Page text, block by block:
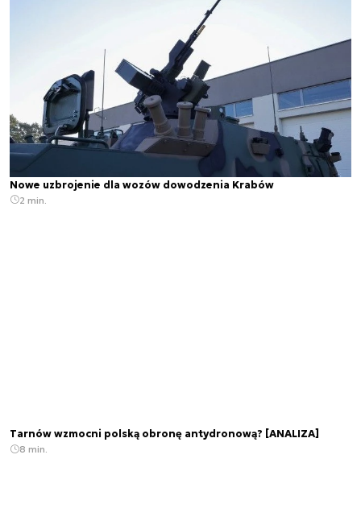
Nowe uzbrojenie dla wozów dowodzenia Krabów
2 min.
Tarnów wzmocni polską obronę antydronową? [ANALIZA]
8 min.